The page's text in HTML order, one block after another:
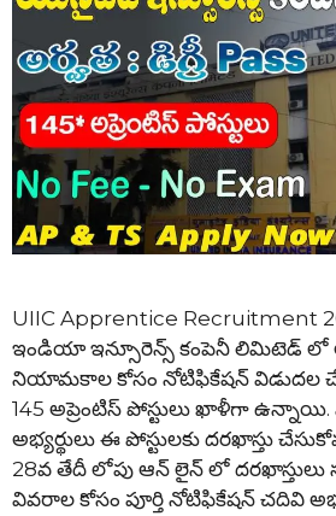
UIIC Apprentice Recruitment
ఇండియా ఇన్సూరెన్స్ కంపెనీ లిమిటెడ్ లో
నియామకాల కోసం నోటిఫికేషన్ విడుదల
145 అప్రెంటిస్ పోస్టులు ఖాళీగా
అభ్యర్థులు ఈ పోస్టులకు దరఖాస్తు
28వ తేదీ లోపు ఆన్ లైన్ లో దరఖాస్తులు
వివరాల కోసం పూర్తి నోటిఫికేషన్ చదివి